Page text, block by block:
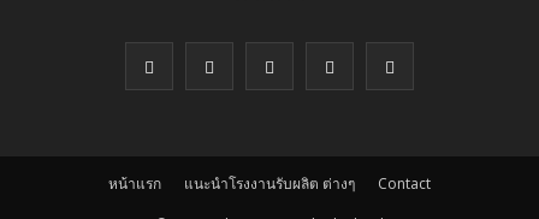
หน้าแรก แนะนำโรงงานรับผลิต ต่างๆ
Contact